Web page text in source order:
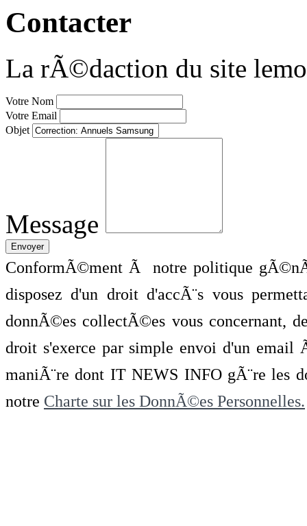
Contacter
La rÃ©daction du site
Votre Nom
Votre Email
Objet
Message
ConformÃ©ment Ã notre politique
disposez d'un droit d'accÃ¨s vous
donnÃ©es collectÃ©es vous concernant,
droit s'exerce par simple envoi d'un
maniÃ¨re dont IT NEWS INFO gÃ¨re les
notre Charte sur les DonnÃ©es Personnelles.